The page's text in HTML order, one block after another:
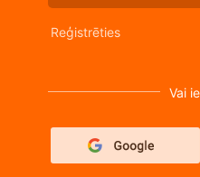
Reģistrēties
Vai